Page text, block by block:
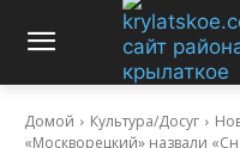
Домой Культура/Досуг
«Москворецкий» назвали